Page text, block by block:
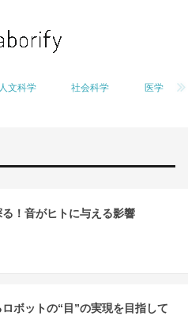
人文科学 社会科学 医学
！音がヒトに与える影響
ボットの“目”の実現を目指して